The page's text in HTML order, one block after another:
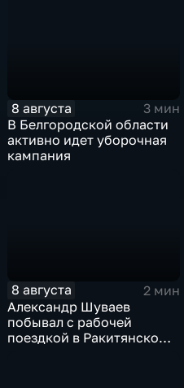
8 августа
3 мин
В Белгородской области
активно идет уборочная
кампания
8 августа
2 мин
Александр Шуваев
побывал с рабочей
поездкой в Ракитянском